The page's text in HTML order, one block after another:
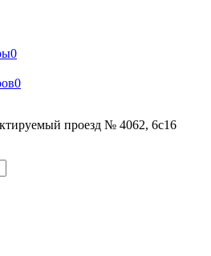
0
0
проезд № 4062, 6с16